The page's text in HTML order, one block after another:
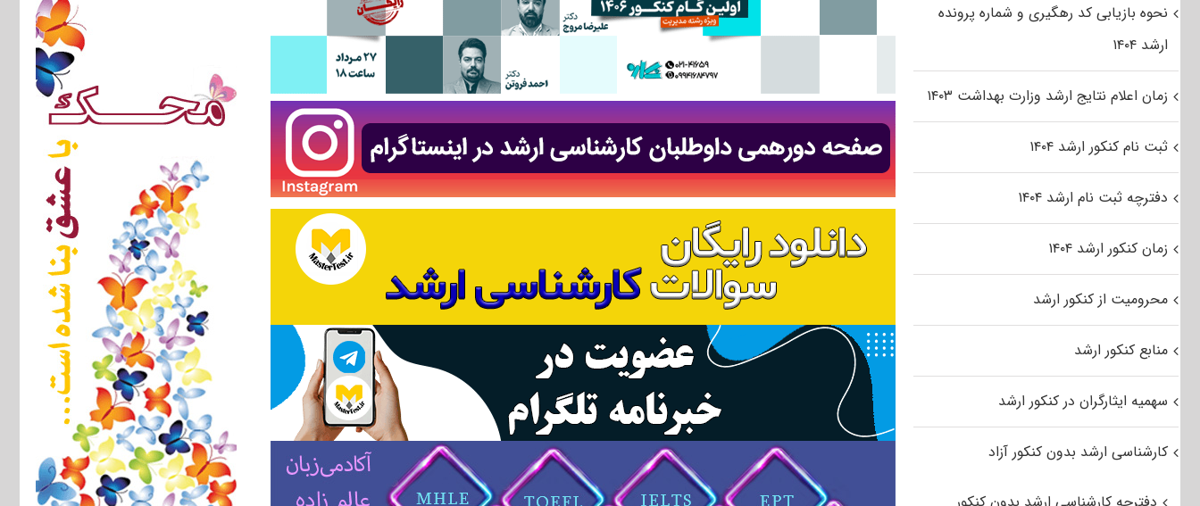
نحوه بازیابی کد رهگیری و شماره پرونده
ارشد ۱۴۰۴
زمان اعلام نتایج ارشد وزارت بهداشت ۱۴۰۳
ثبت نام کنکور ارشد ۱۴۰۴
دفترچه ثبت نام ارشد ۱۴۰۴
زمان کنکور ارشد ۱۴۰۴
محرومیت از کنکور ارشد
منابع کنکور ارشد
سهمیه ایثارگران در کنکور ارشد
کارشناسی ارشد بدون کنکور آزاد